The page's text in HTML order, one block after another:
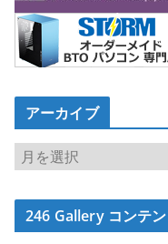
アーカイブ
ア
ー
カ
イ246 Gallery コンテ